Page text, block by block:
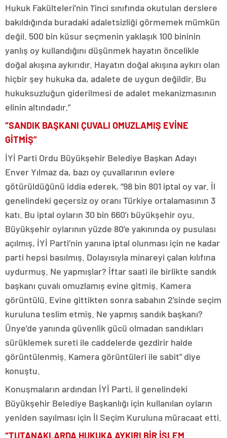
Hukuk Fakülteleri’nin 1’inci sınıfında okutulan derslere
bakıldığında buradaki adaletsizliği görmemek mümkün
değil. 500 bin küsur seçmenin yaklaşık 100 bininin
yanlış oy kullandığını düşünmek hayatın öncelikle
doğal akışına aykırıdır. Hayatın doğal akışına aykırı olan
hiçbir şey hukuka da, adalete de uygun değildir. Bu
hukuksuzluğun giderilmesi de adalet mekanizmasının
elinin altındadır.”
“SANDIK BAŞKANI ÇUVALI OMUZLAMIŞ EVİNE
GİTMİŞ”
İYİ Parti Ordu Büyükşehir Belediye Başkan Adayı
Enver Yılmaz da, bazı oy çuvallarının evlere
götürüldüğünü iddia ederek, “98 bin 801 iptal oy var. İl
genelindeki geçersiz oy oranı Türkiye ortalamasının 3
katı. Bu iptal oyların 30 bin 660’ı büyükşehir oyu.
Büyükşehir oylarının yüzde 80’e yakınında oy pusulası
açılmış, İYİ Parti’nin yanına iptal olunması için ne kadar
parti hepsi basılmış. Dolayısıyla minareyi çalan kılıfına
uydurmuş. Ne yapmışlar? İftar saati ile birlikte sandık
başkanı çuvalı omuzlamış evine gitmiş. Kamera
görüntülü. Evine gittikten sonra sabahın 2’sinde seçim
kuruluna teslim etmiş. Ne yapmış sandık başkanı?
Ünye’de yanında güvenlik gücü olmadan sandıkları
sürüklemek sureti ile caddelerde gezdirir halde
görüntülenmiş. Kamera görüntüleri ile sabit” diye
konuştu.
Konuşmaların ardından İYİ Parti, il genelindeki
Büyükşehir Belediye Başkanlığı için kullanılan oyların
yeniden sayılması için İl Seçim Kuruluna müracaat etti.
“TUTANAKLARDA HUKUKA AYKIRI BİR İŞLEM